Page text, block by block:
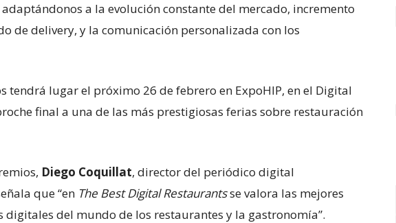
a la evolución constante del mercado, incremento
de delivery, y la comunicación personalizada con los
tendrá lugar el próximo 26 de febrero en ExpoHIP, en el Digital
final a una de las más prestigiosas ferias sobre restauración
Diego Coquillat, director del periódico digital
que “en The Best Digital Restaurantsse valora las mejores
digitales del mundo de los restaurantes y la gastronomía”.